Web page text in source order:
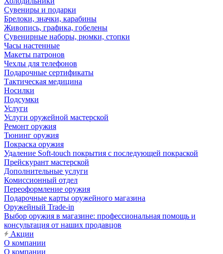
Сувениры и подарки
Брелоки, значки, карабины
Живопись, графика, гобелены
Сувенирные наборы, рюмки, стопки
Часы настенные
Макеты патронов
Чехлы для телефонов
Подарочные сертификаты
Тактическая медицина
Носилки
Подсумки
Услуги
Услуги оружейной мастерской
Ремонт оружия
Тюнинг оружия
Покраска оружия
Удаление Soft-touch покрытия с последующей покраской
Прейскурант мастерской
Дополнительные услуги
Комиссионный отдел
Переоформление оружия
Подарочные карты оружейного магазина
Оружейный Trade-in
Выбор оружия в магазине: профессиональная помощь и
консультация от наших продавцов
Акции
О компании
О компании